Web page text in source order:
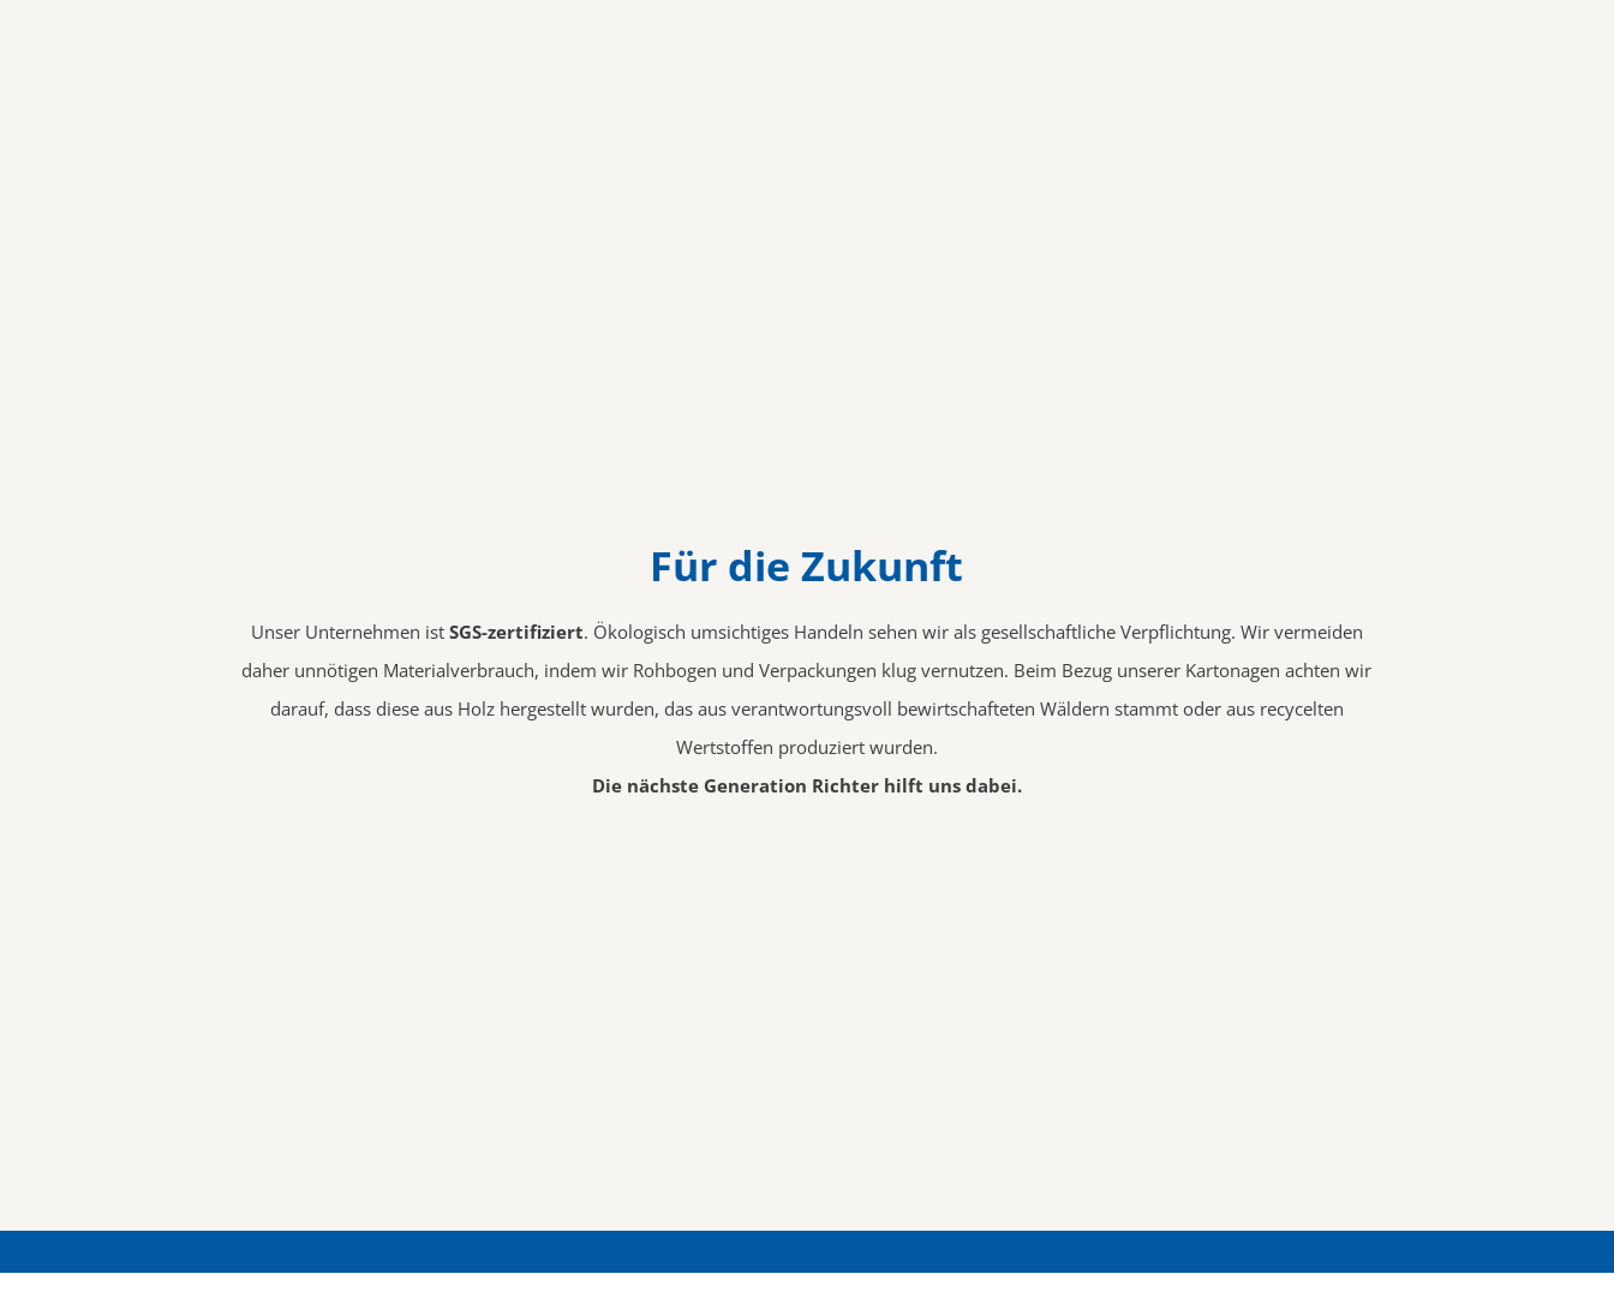
Für die Zukunft
Unser Unternehmen ist SGS-zertifiziert. Ökologisch umsichtiges Handeln sehen wir als gesellschaftliche Verpflichtung. Wir vermeiden
daher unnötigen Materialverbrauch, indem wir Rohbogen und Verpackungen klug vernutzen. Beim Bezug unserer Kartonagen achten wir
darauf, dass diese aus Holz hergestellt wurden, das aus verantwortungsvoll bewirtschafteten Wäldern stammt oder aus recycelten
Wertstoffen produziert wurden.
Die nächste Generation Richter hilft uns dabei.